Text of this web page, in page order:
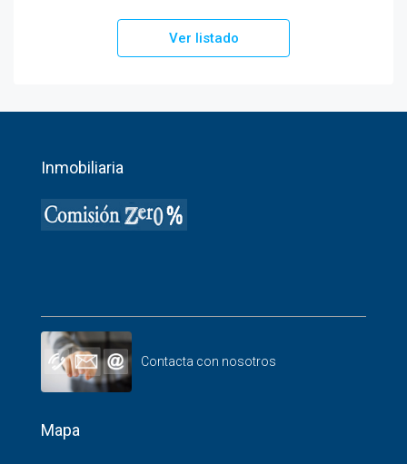
Ver listado
Inmobiliaria
Contacta con nosotros
Mapa